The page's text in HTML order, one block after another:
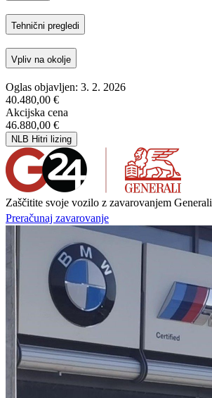
Tehnični pregledi
Vpliv na okolje
Oglas objavljen: 3. 2. 2026
40.480,00 €
Akcijska cena
46.880,00 €
NLB Hitri lizing
Zaščitite svoje vozilo z zavarovanjem Generali
Preračunaj zavarovanje